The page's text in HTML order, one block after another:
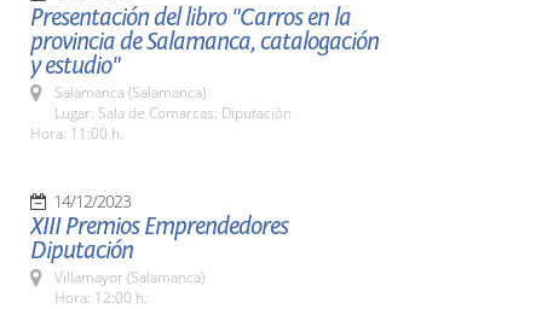
Presentación del libro "Carros en la
provincia de Salamanca, catalogación
y estudio"
Salamanca (Salamanca)
Lugar: Sala de Comarcas. Diputación
Hora: 11:00 h.
14/12/2023
XIII Premios Emprendedores
Diputación
Villamayor (Salamanca)
Hora: 12:00 h.